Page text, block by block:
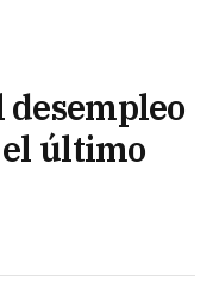
desempleo
último